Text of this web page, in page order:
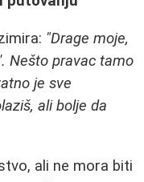
"Drage moje,
Nešto pravac tamo
je sve
ali bolje da
ali ne mora biti